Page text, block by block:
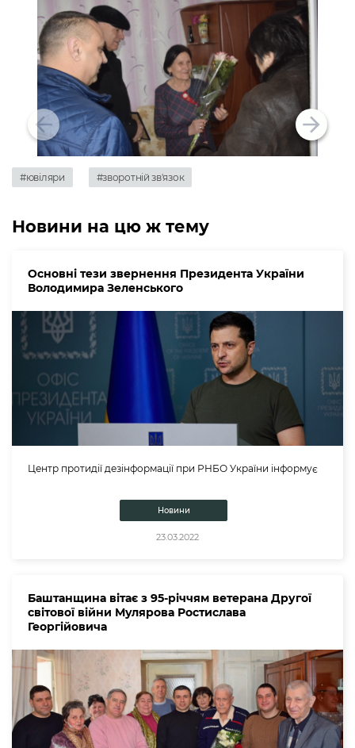
#ювіляри #зворотній зв'язок
Новини на цю ж тему
Основні тези звернення Президента України
Володимира Зеленського
Центр протидії дезінформації при РНБО України інформує
Новини
23.03.2022
Баштанщина вітає з 95-річчям ветерана Другої
світової війни Мулярова Ростислава
Георгійовича